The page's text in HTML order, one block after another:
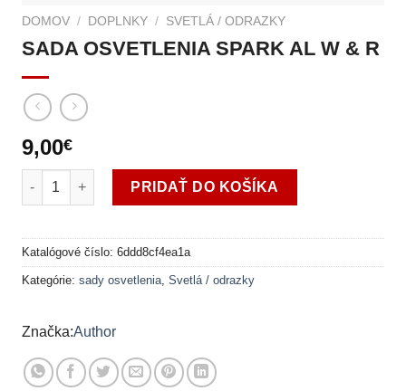
DOMOV / DOPLNKY / SVETLÁ / ODRAZKY
SADA OSVETLENIA SPARK AL W & R
9,00€
množstvo SADA OSVETLENIA SPARK AL W & R
PRIDAŤ DO KOŠÍKA
Katalógové číslo: 6ddd8cf4ea1a
Kategórie: sady osvetlenia, Svetlá / odrazky
Author